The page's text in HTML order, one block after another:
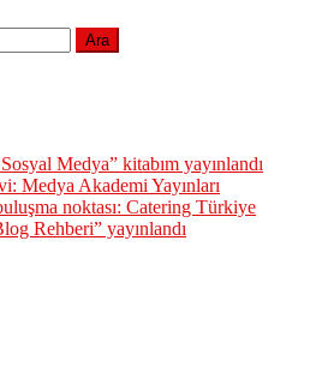
Medya” kitabım yayınlandı
Medya Akademi Yayınları
noktası: Catering Türkiye
Rehberi” yayınlandı